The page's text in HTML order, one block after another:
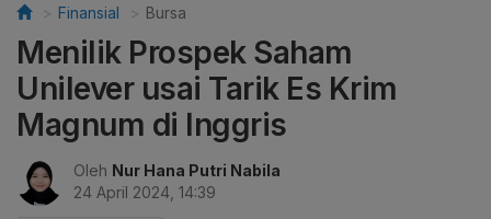
Finansial Bursa
Menilik Prospek Saham
Unilever usai Tarik Es Krim
Magnum di Inggris
Oleh Nur Hana Putri Nabila
24 April 2024, 14:39